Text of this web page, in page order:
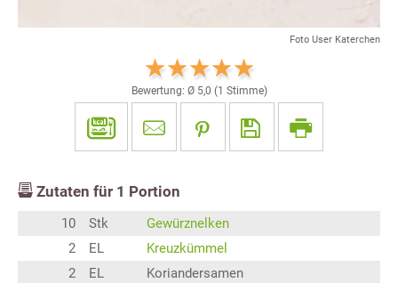
Foto User Katerchen
Bewertung: Ø 5,0 (1 Stimme)
Zutaten für 1 Portion
10 Stk
Gewürznelken
2
EL
Kreuzkümmel
2
EL
Koriandersamen